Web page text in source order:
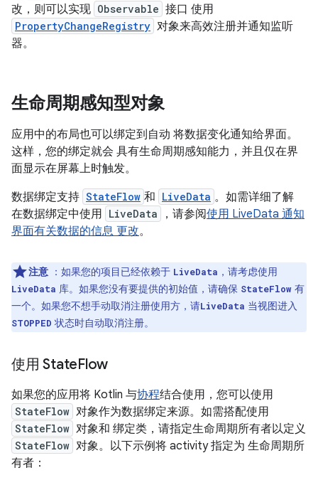
改，则可以实现 Observable 接口 使用
PropertyChangeRegistry 对象来高效注册并通知监听
器。
生命周期感知型对象
应用中的布局也可以绑定到自动 将数据变化通知给界面。
这样，您的绑定就会 具有生命周期感知能力，并且仅在界
面显示在屏幕上时触发。
数据绑定支持 StateFlow 和 LiveData 。如需详细了解
在数据绑定中使用 LiveData ，请参阅使用 LiveData 通知
界面有关数据的信息 更改。
注意 ：如果您的项目已经依赖于 LiveData ，请考虑使用
LiveData 库。如果您没有要提供的初始值，请确保 StateFlow 有
一个。如果您不想手动取消注册使用方，请LiveData 当视图进入
STOPPED 状态时自动取消注册。
使用 StateFlow
如果您的应用将 Kotlin 与协程结合使用，您可以使用
StateFlow 对象作为数据绑定来源。如需搭配使用
StateFlow 对象和 绑定类，请指定生命周期所有者以定义
StateFlow 对象。以下示例将 activity 指定为 生命周期所
有者：